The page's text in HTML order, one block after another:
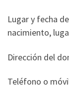
Lugar y fecha
nacimiento,
Dirección del
Teléfono o